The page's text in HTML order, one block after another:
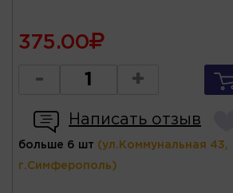
375.00
- +
Написать отзыв
больше 6 шт (ул.Коммунальная 43,
г.Симферополь)